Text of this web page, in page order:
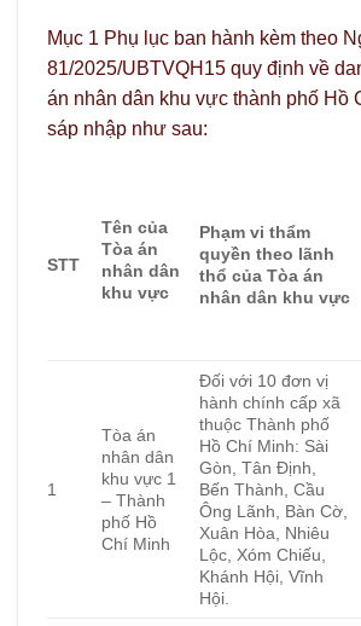
Mục 1 Phụ lục ban hành kèm theo
81/2025/UBTVQH15 quy định về
án nhân dân khu vực thành phố Hồ
sáp nhập như sau:
STT
Tên của
Tòa án
nhân dân
khu vực
Phạm vi thẩm
quyền theo lãnh
thổ của Tòa án
nhân dân khu vực
1
Tòa án
nhân dân
khu vực 1
– Thành
phố Hồ
Chí Minh
Đối với 10 đơn vị
hành chính cấp xã
thuộc Thành phố
Hồ Chí Minh: Sài
Gòn, Tân Định,
Bến Thành, Cầu
Ông Lãnh, Bàn Cờ,
Xuân Hòa, Nhiêu
Lộc, Xóm Chiếu,
Khánh Hội, Vĩnh
Hội.